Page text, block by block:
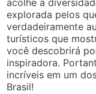
acolhe a
explorada pelos
verdadeiramente
turísticos que
você descobrirá
inspiradora.
incríveis em um
Brasil!